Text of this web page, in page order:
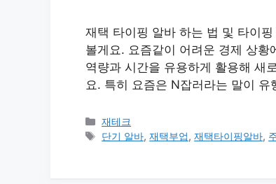
재택 타이핑 알바 하는 법 및 타이
볼게요. 요즘같이 어려운 경제 상
역량과 시간을 유용하게 활용해 새
요. 특히 요즘은 N잡러라는 말이
카
테
재테크
태
단기 알바,재택부업,재택타이핑알바,